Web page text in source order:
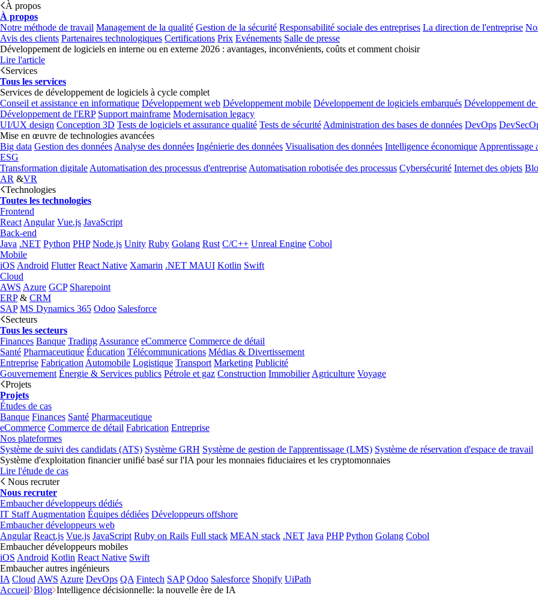
À propos
À propos
Notre méthode de travail Management de la qualité Gestion de la sécurité Responsabilité sociale des entreprises La direction de l'entreprise
Avis des clients Partenaires technologiques Certifications Prix Evénements Salle de presse
Développement de logiciels en interne ou en externe 2026 : avantages, inconvénients, coûts et comment choisir
Lire l'article
Services
Tous les services
Services de développement de logiciels à cycle complet
Conseil et assistance en informatique Développement web Développement mobile Développement de logiciels embarqués Développement
Développement de l'ERP Support mainframe Modernisation legacy
UI/UX design Conception 3D Tests de logiciels et assurance qualité Tests de sécurité Administration des bases de données DevOps
Mise en œuvre de technologies avancées
Big data Gestion des données Analyse des données Ingénierie des données Visualisation des données Intelligence économique Apprentissage
ESG
Transformation digitale Automatisation des processus d'entreprise Automatisation robotisée des processus Cybersécurité Internet des objets
AR &VR
Technologies
Toutes les technologies
Frontend
React Angular Vue.js JavaScript
Back-end
Java .NET Python PHP Node.js Unity Ruby Golang Rust C/C++ Unreal Engine Cobol
Mobile
iOS Android Flutter React Native Xamarin .NET MAUI Kotlin Swift
Cloud
AWS Azure GCP Sharepoint
ERP& CRM
SAP MS Dynamics 365 Odoo Salesforce
Secteurs
Tous les secteurs
Finances Banque Trading Assurance eCommerce Commerce de détail
Santé Pharmaceutique Éducation Télécommunications Médias & Divertissement
Entreprise Fabrication Automobile Logistique Transport Marketing Publicité
Gouvernement Énergie & Services publics Pétrole et gaz Construction Immobilier Agriculture Voyage
Projets
Projets
Études de cas
Banque Finances Santé Pharmaceutique
eCommerce Commerce de détail Fabrication Entreprise
Nos plateformes
Système de suivi des candidats (ATS) Système GRH Système de gestion de l'apprentissage (LMS) Système de réservation d'espace de travail
Système d'exploitation financier unifié basé sur l'IA pour les monnaies fiduciaires et les cryptomonnaies
Lire l'étude de cas
Nous recruter
Nous recruter
Embaucher développeurs dédiés
IT Staff Augmentation Équipes dédiées Développeurs offshore
Embaucher développeurs web
Angular React.js Vue.js JavaScript Ruby on Rails Full stack MEAN stack .NET Java PHP Python Golang Cobol
Embaucher développeurs mobiles
iOS Android Kotlin React Native Swift
Embaucher autres ingénieurs
IA Cloud AWS Azure DevOps QA Fintech SAP Odoo Salesforce Shopify UiPath
Accueil Blog Intelligence décisionnelle: la nouvelle ère de IA